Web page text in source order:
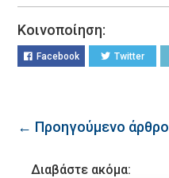
Κοινοποίηση:
Facebook Twitter
← Προηγούμενο άρθρο
Διαβάστε ακόμα: